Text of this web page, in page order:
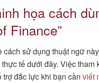
họa cách
Finance”
sử dụng thuật ngữ
tế dưới đây. Việc tham
trợ đắc lực khi bạn cần viết